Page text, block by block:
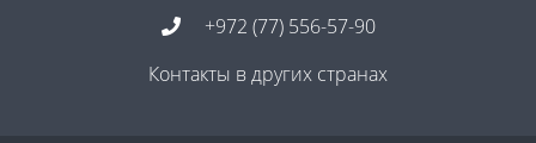
+972 (77) 556-57-90
Контакты в других странах